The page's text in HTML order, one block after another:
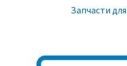
Запчасти